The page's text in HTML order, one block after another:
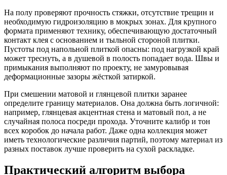
На полу проверяют прочность стяжки, отсутствие трещин и
необходимую гидроизоляцию в мокрых зонах. Для крупного
формата применяют технику, обеспечивающую достаточный
контакт клея с основанием и тыльной стороной плитки.
Пустоты под напольной плиткой опасны: под нагрузкой край
может треснуть, а в душевой в полость попадает вода. Швы и
примыкания выполняют по проекту, не замуровывая
деформационные зазоры жёсткой затиркой.
При смешении матовой и глянцевой плитки заранее
определите границу материалов. Она должна быть логичной:
например, глянцевая акцентная стена и матовый пол, а не
случайная полоса посреди прохода. Уточните калибр и тон
всех коробок до начала работ. Даже одна коллекция может
иметь технологические различия партий, поэтому материал из
разных поставок лучше проверить на сухой раскладке.
Практический алгоритм выбора